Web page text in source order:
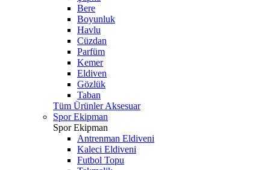
Bere
Boyunluk
Havlu
Cüzdan
Parfüm
Kemer
Eldiven
Gözlük
Taban
Tüm Ürünler Aksesuar
Spor Ekipman
Spor Ekipman
Antrenman Eldiveni
Kaleci Eldiveni
Futbol Topu